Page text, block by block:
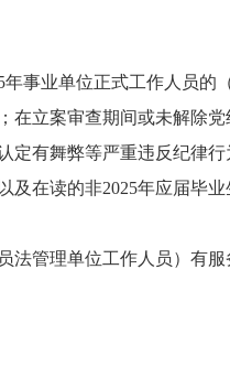
事业单位正式工作人员的
在立案审查期间或未解除党
定有舞弊等严重违反纪律行
及在读的非2025年应届毕
法管理单位工作人员）有